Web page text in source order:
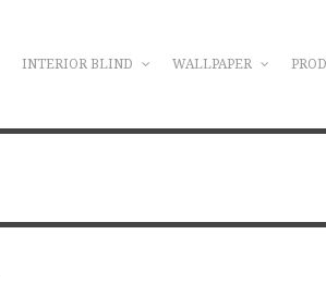
INTERIOR BLIND WALLPAPER